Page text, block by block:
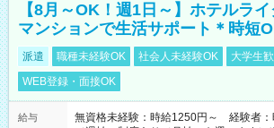
【8月～OK！週1日～】ホテルラ
マンションで生活サポート＊時短
派遣 職種未経験OK 社会人未経験OK 大学生
WEB登録・面接OK
給与
無資格未経験：時給1250円～ 経験者